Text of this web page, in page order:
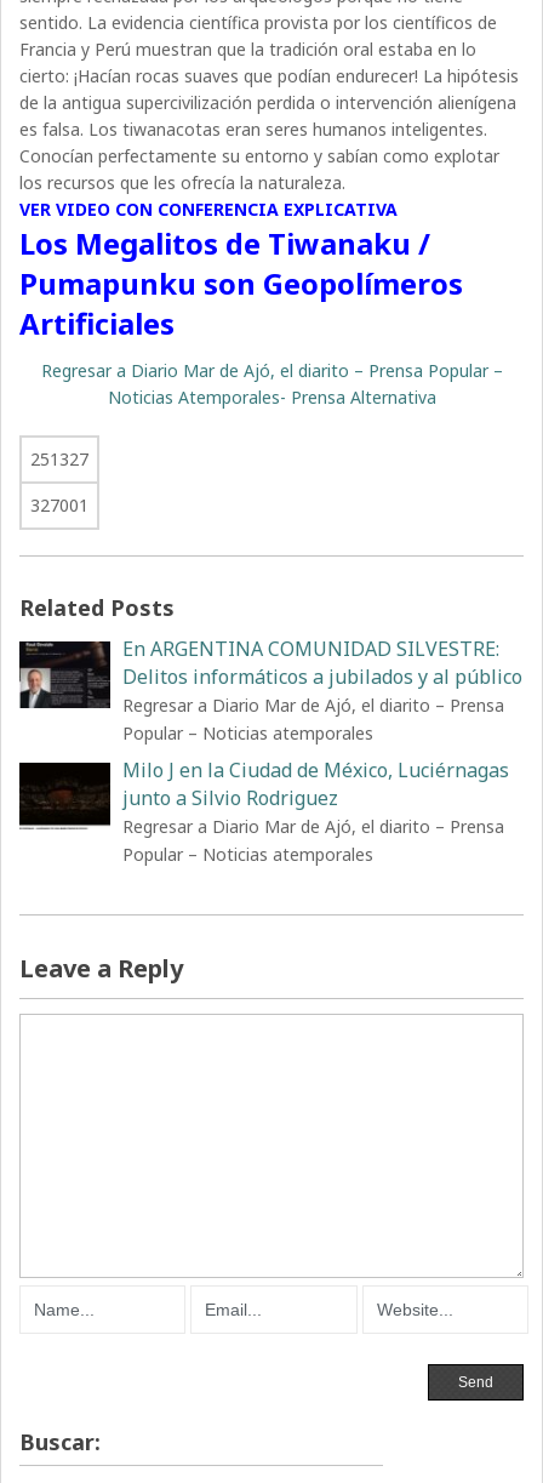
sentido. La evidencia científica provista por los científicos de
Francia y Perú muestran que la tradición oral estaba en lo
cierto: ¡Hacían rocas suaves que podían endurecer! La hipótesis
de la antigua supercivilización perdida o intervención alienígena
es falsa. Los tiwanacotas eran seres humanos inteligentes.
Conocían perfectamente su entorno y sabían como explotar
los recursos que les ofrecía la naturaleza.
VER VIDEO CON CONFERENCIA EXPLICATIVA
Los Megalitos de Tiwanaku /
Pumapunku son Geopolímeros
Artificiales
Regresar a Diario Mar de Ajó, el diarito – Prensa Popular –
Noticias Atemporales- Prensa Alternativa
251327
327001
Related Posts
En ARGENTINA COMUNIDAD SILVESTRE:
Delitos informáticos a jubilados y al público
Regresar a Diario Mar de Ajó, el diarito – Prensa
Popular – Noticias atemporales
Milo J en la Ciudad de México, Luciérnagas
junto a Silvio Rodriguez
Regresar a Diario Mar de Ajó, el diarito – Prensa
Popular – Noticias atemporales
Leave a Reply
Buscar: